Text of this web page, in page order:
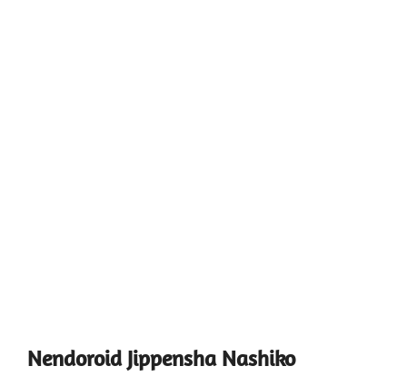
Nendoroid Jippensha Nashiko